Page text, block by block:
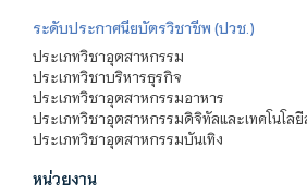
ระดับประกาศนียบัตรวิชาชีพ (ปวช.)
ประเภทวิชาอุตสาหกรรม
ประเภทวิชาบริหารธุรกิจ
ประเภทวิชาอุตสาหกรรมอาหาร
ประเภทวิชาอุตสาหกรรมดิจิทัลและเทคโนโลยี
ประเภทวิชาอุตสาหกรรมบันเทิง
หน่วยงาน